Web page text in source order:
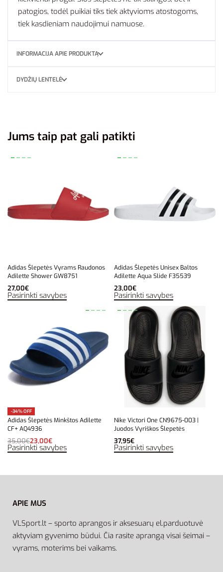
patogios, todėl puikiai tiks tiek aktyvioms atostogoms,
tiek kasdieniam naudojimui namuose.
INFORMACIJA APIE PRODUKTĄ
DYDŽIŲ LENTELĖ
Jums taip pat gali patikti
Adidas Šlepetės Vyrams Raudonos
Adilette Shower GW8751
27,00€
Pasirinkti savybes
Adidas Šlepetės Unisex Baltos
Adilette Aqua Slide F35539
23,00€
Pasirinkti savybes
-34% OFF
Adidas Šlepetės Minkštos Adilette
CF+ AQ4936
35,00€23,00€
Pasirinkti savybes
Nike Victori One CN9675-003 |
Juodos Vyriškos Šlepetės
37,95€
Pasirinkti savybes
APIE MUS
VLSport.lt – sporto aprangos ir aksesuarų el.parduotuvė
aktyviam gyvenimo būdui. Čia rasite aprangą visai šeimai –
vyrams, moterims bei vaikams.